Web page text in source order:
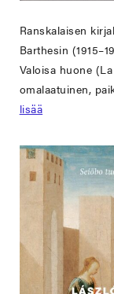
Ranskalaisen
Barthesin
Valoisa huone
omalaatuinen,
lisää